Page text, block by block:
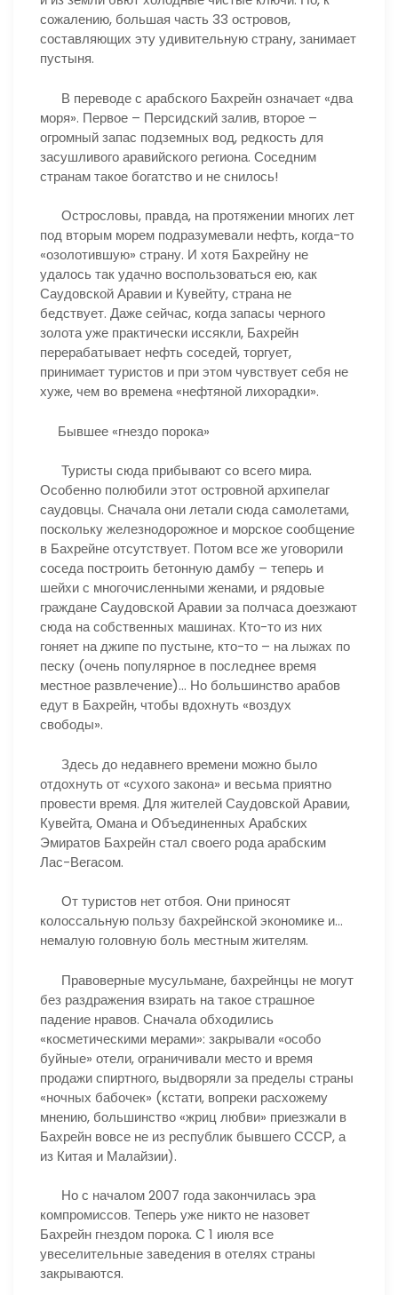
сожалению, большая часть 33 островов,
составляющих эту удивительную страну, занимает
пустыня.
В переводе с арабского Бахрейн означает «два
моря». Первое – Персидский залив, второе –
огромный запас подземных вод, редкость для
засушливого аравийского региона. Соседним
странам такое богатство и не снилось!
Острословы, правда, на протяжении многих лет
под вторым морем подразумевали нефть, когда-то
«озолотившую» страну. И хотя Бахрейну не
удалось так удачно воспользоваться ею, как
Саудовской Аравии и Кувейту, страна не
бедствует. Даже сейчас, когда запасы черного
золота уже практически иссякли, Бахрейн
перерабатывает нефть соседей, торгует,
принимает туристов и при этом чувствует себя не
хуже, чем во времена «нефтяной лихорадки».
Бывшее «гнездо порока»
Туристы сюда прибывают со всего мира.
Особенно полюбили этот островной архипелаг
саудовцы. Сначала они летали сюда самолетами,
поскольку железнодорожное и морское сообщение
в Бахрейне отсутствует. Потом все же уговорили
соседа построить бетонную дамбу – теперь и
шейхи с многочисленными женами, и рядовые
граждане Саудовской Аравии за полчаса доезжают
сюда на собственных машинах. Кто-то из них
гоняет на джипе по пустыне, кто-то – на лыжах по
песку (очень популярное в последнее время
местное развлечение)… Но большинство арабов
едут в Бахрейн, чтобы вдохнуть «воздух
свободы».
Здесь до недавнего времени можно было
отдохнуть от «сухого закона» и весьма приятно
провести время. Для жителей Саудовской Аравии,
Кувейта, Омана и Объединенных Арабских
Эмиратов Бахрейн стал своего рода арабским
Лас-Вегасом.
От туристов нет отбоя. Они приносят
колоссальную пользу бахрейнской экономике и…
немалую головную боль местным жителям.
Правоверные мусульмане, бахрейнцы не могут
без раздражения взирать на такое страшное
падение нравов. Сначала обходились
«косметическими мерами»: закрывали «особо
буйные» отели, ограничивали место и время
продажи спиртного, выдворяли за пределы страны
«ночных бабочек» (кстати, вопреки расхожему
мнению, большинство «жриц любви» приезжали в
Бахрейн вовсе не из республик бывшего СССР, а
из Китая и Малайзии).
Но с началом 2007 года закончилась эра
компромиссов. Теперь уже никто не назовет
Бахрейн гнездом порока. С 1 июля все
увеселительные заведения в отелях страны
закрываются.